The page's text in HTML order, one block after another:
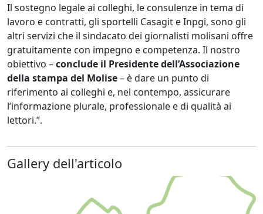
Il sostegno legale ai colleghi, le consulenze in tema di
lavoro e contratti, gli sportelli Casagit e Inpgi, sono gli
altri servizi che il sindacato dei giornalisti molisani offre
gratuitamente con impegno e competenza. Il nostro
obiettivo –conclude il Presidente dell’Associazione
della stampa del Molise– è dare un punto di
riferimento ai colleghi e, nel contempo, assicurare
l’informazione plurale, professionale e di qualità ai
lettori.”.
Gallery dell'articolo